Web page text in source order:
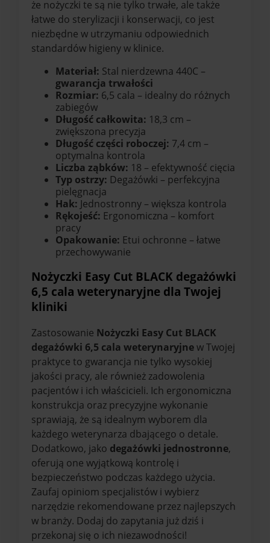
że nożyczki te są nie tylko trwałe, ale także
łatwe do sterylizacji i konserwacji, co jest
niezbędne w utrzymaniu odpowiednich
standardów higieny w klinice.
Materiał: Stal nierdzewna 440C –
gwarancja trwałości
Rozmiar: 6,5 cala – idealny do różnych
zabiegów
Długość całkowita: 18,3 cm –
zwiększona precyzja
Długość części roboczej: 7,4 cm –
optymalna kontrola
Liczba ząbków: 18 – efektywność cięcia
Typ ostrzy: Degażówki – perfekcyjna
pielęgnacja
Hak: Jednostronny – większa kontrola
Rękojeść: Ergonomiczna – komfort
pracy
Opakowanie: Etui ochronne – łatwe
przechowywanie
Nożyczki Easy Cut BLACK degażówki
6,5 cala weterynaryjne dla Twojej
kliniki
Zastosowanie Nożyczki Easy Cut BLACK
degażówki 6,5 cala weterynaryjnew Twojej
praktyce to gwarancja nie tylko wysokiej
jakości pracy, ale również zadowolenia
pacjentów i ich właścicieli. Ich ergonomiczna
konstrukcja oraz precyzyjne wykonanie
sprawiają, że są idealnym wyborem dla
każdego weterynarza dbającego o detale.
Dodatkowo, jako degażówki jednostronne,
oferują one wyjątkową kontrolę i
bezpieczeństwo podczas każdego użycia.
Zaufaj opiniom specjalistów i wybierz
narzędzie rekomendowane przez najlepszych
w branży. Dodaj do zapytania już dziś i
przekonaj się o ich niezawodności!